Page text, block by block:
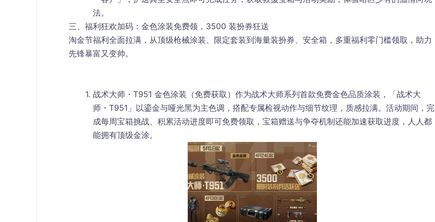
法。
三、福利狂欢加码：金色涂装免费领，3500 装扮券狂送
淘金节福利全面拉满，从顶级枪械涂装、限定套装到海量装扮券、安全箱，多重福利零门槛领取，助力
先锋暴富又变帅。
战术大师・T951 金色涂装（免费获取） 作为战术大师系列首款免费金色品质涂装 ，「战术大
师・T951」以鎏金与哑光黑为主色调，搭配专属检视动作与细节纹理，质感拉满。活动期间，完
成每周宝箱挑战、积累活动进度即可免费领取，宝箱赠送与争夺机制还能加速获取进度，人人都
能拥有顶级金涂。